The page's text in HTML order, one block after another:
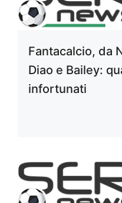
Fantacalcio, da
Diao e Bailey:
infortunati